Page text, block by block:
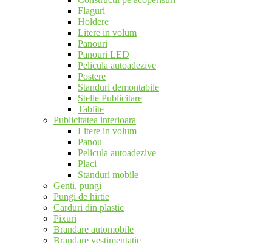
Flaguri
Holdere
Litere in volum
Panouri
Panouri LED
Pelicula autoadezive
Postere
Standuri demontabile
Stelle Publicitare
Tablite
Publicitatea interioara
Litere in volum
Panou
Pelicula autoadezive
Placi
Standuri mobile
Genti, pungi
Pungi de hirtie
Carduri din plastic
Pixuri
Brandare automobile
Brandare vestimentatie